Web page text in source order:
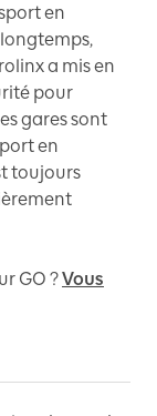
en
a mis en
pour
gares sont
en
toujours
GO ?Vous